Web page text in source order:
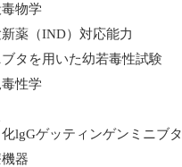
物学
薬（IND）対応能力
ブタを用いた幼若毒性試験
毒性学
化lgGゲッティンゲンミニブタ
機器